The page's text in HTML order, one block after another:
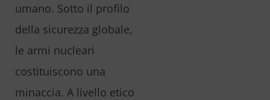
umano. Sotto il profilo
della sicurezza globale,
le armi nucleari
costituiscono una
minaccia. A livello etico